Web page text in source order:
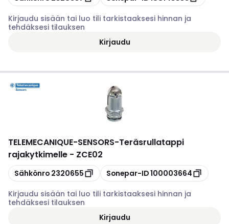
Kirjaudu sisään tai luo tili tarkistaaksesi hinnan ja
tehdäksesi tilauksen
Kirjaudu
TELEMECANIQUE-SENSORS-Teräsrullatappi
rajakytkimelle - ZCE02
Kopioi
Sähkönro 2320655 Kopioi
Sonepar-ID100003664
Kirjaudu sisään tai luo tili tarkistaaksesi hinnan ja
tehdäksesi tilauksen
Kirjaudu